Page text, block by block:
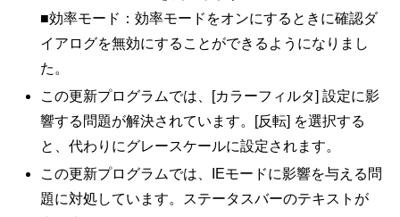
■効率モード：効率モードをオンにするときに確認ダ
イアログを無効にすることができるようになりまし
た。
この更新プログラムでは、[カラーフィルタ] 設定に影
響する問題が解決されています。[反転] を選択する
と、代わりにグレースケールに設定されます。
この更新プログラムでは、IEモードに影響を与える問
題に対処しています。ステータスバーのテキストが